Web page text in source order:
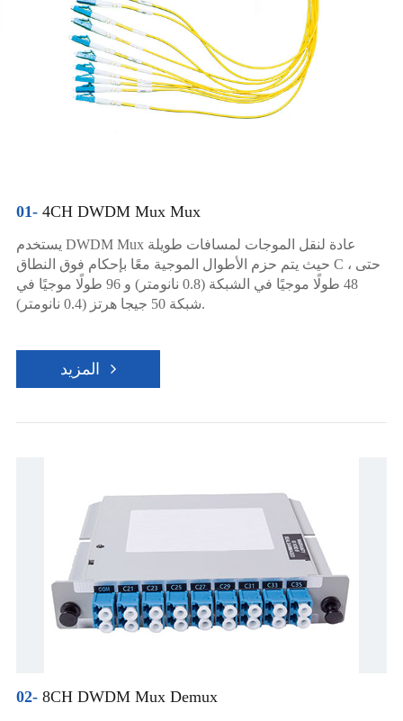
01-4CH DWDM Mux Mux
يستخدم DWDM Mux عادة لنقل الموجات لمسافات طويلة
حيث يتم حزم الأطوال الموجية معًا بإحكام فوق النطاق C ، حتى
48 طولًا موجيًا في الشبكة (0.8 نانومتر) و 96 طولًا موجيًا في
شبكة 50 جيجا هرتز (0.4 نانومتر).
المزيد
02-8CH DWDM Mux Demux